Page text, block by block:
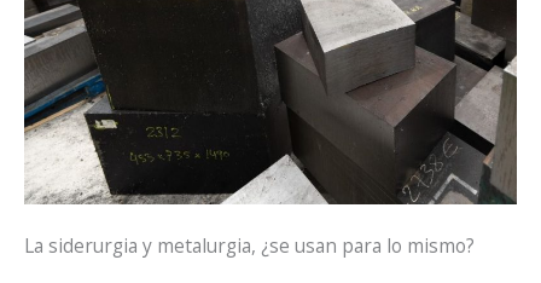
La siderurgia y metalurgia, ¿se usan para lo mismo?